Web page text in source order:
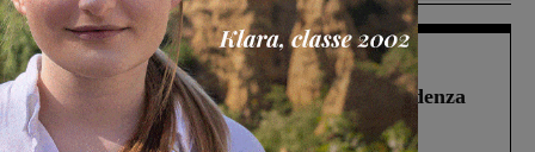
Figline Incisa Valdarno 1 Agosto 2026
Piscina di Figline finanziata oltre la scadenza
Pnrr, il gruppo di Fratelli d’Italia: “Un
ringraziamento al Governo”